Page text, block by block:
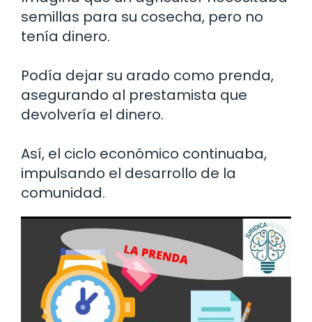
semillas para su cosecha, pero no
tenía dinero.
Podía dejar su arado como prenda,
asegurando al prestamista que
devolvería el dinero.
Así, el ciclo económico continuaba,
impulsando el desarrollo de la
comunidad.